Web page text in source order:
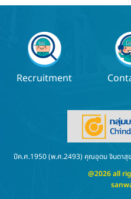
Recruitment
ปีค.ศ.1950 (พ.ศ.2493) คุณอุดม จินดาสุข
@2026 all